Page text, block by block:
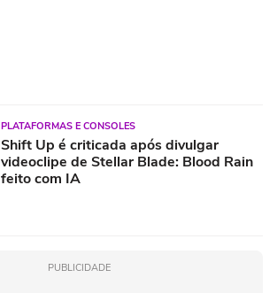
PLATAFORMAS E CONSOLES
Shift Up é criticada após divulgar
videoclipe de Stellar Blade: Blood Rain
feito com IA
PUBLICIDADE